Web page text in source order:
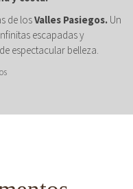
de losValles Pasiegos. Un
escapadas y
espectacular belleza.